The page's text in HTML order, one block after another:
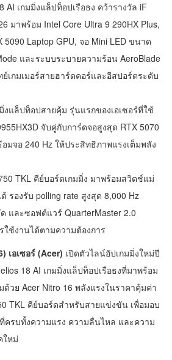
AI เกมมิ่งแล็ปท็อปเรือธง คว้ารางวัล iF
มาพร้อม Intel Core Ultra 9 290HX Plus,
5090 Laptop GPU, จอ Mini LED ขนาด
และระบบระบายความร้อน AeroBlade
เกมเมอร์สายฮาร์ดคอร์และอีสปอร์ตระดับ
งแล็ปท็อปสายคุ้ม รุ่นแรกของเอเซอร์ที่ใช้
จับคู่กับการ์ดจอสูงสุด RTX 5070
มจอ 240 Hz ให้ประสิทธิภาพแรงเต็มพลัง
TKL คีย์บอร์ดเกมมิ่ง มาพร้อมสวิตช์แม่
รองรับ polling rate สูงสุด 8,000 Hz
และซอฟต์แวร์ QuarterMaster 2.0
ใช้งานได้ตามความต้องการ
เอเซอร์ (Acer) เปิดตัวไลน์อัปเกมมิ่งใหม่ปี
18 AI เกมมิ่งแล็ปท็อปเรือธงที่มาพร้อม
วย Acer Nitro 16 พลังแรงในราคาคุ้มค่า
TKL คีย์บอร์ดสำหรับสายแข่งขัน เพื่อมอบ
ครบทั้งความแรง ความลื่นไหล และความ
ใหม่